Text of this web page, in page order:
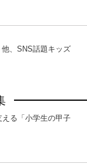
、SNS話題キッズ
る「小学生の甲子